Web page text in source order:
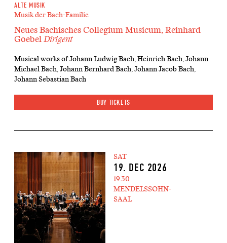
ALTE MUSIK
Musik der Bach-Familie
Neues Bachisches Collegium Musicum, Reinhard
GoebelDirigent
Musical works of Johann Ludwig Bach, Heinrich Bach, Johann
Michael Bach, Johann Bernhard Bach, Johann Jacob Bach,
Johann Sebastian Bach
BUY TICKETS
SAT
19. DEC 2026
19.30
MENDELSSOHN-
SAAL